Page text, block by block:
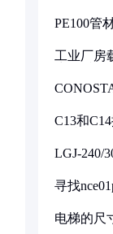
PE100管
工业厂房
C13和
LGJ-240/
寻找
电梯的尺